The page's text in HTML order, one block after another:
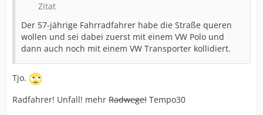
Zitat
Der 57-jährige Fahrradfahrer habe die Straße queren
wollen und sei dabei zuerst mit einem VW Polo und
dann auch noch mit einem VW Transporter kollidiert.
Tjo.
Radfahrer! Unfall! mehr Radwege! Tempo30